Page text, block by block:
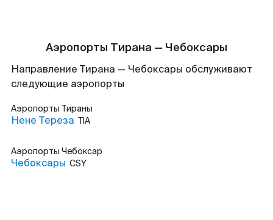
Аэропорты Тирана — Чебоксары
Направление Тирана — Чебоксары обслуживают
следующие аэропорты
Аэропорты Тираны
Нене Тереза TIA
Аэропорты Чебоксар
Чебоксары CSY